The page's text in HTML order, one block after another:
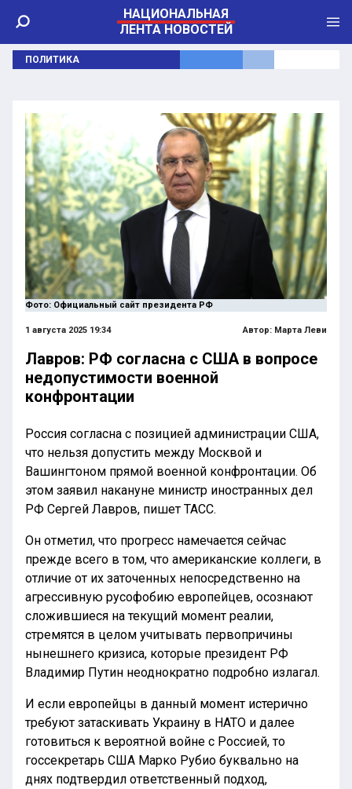
НАЦИОНАЛЬНАЯ
ЛЕНТА НОВОСТЕЙ
ПОЛИТИКА
Фото: Официальный сайт президента РФ
1 августа 2025 19:34 Автор: Марта Леви
Лавров: РФ согласна с США в вопросе
недопустимости военной
конфронтации
Россия согласна с позицией администрации США,
что нельзя допустить между Москвой и
Вашингтоном прямой военной конфронтации. Об
этом заявил накануне министр иностранных дел
РФ Сергей Лавров, пишет ТАСС.
Он отметил, что прогресс намечается сейчас
прежде всего в том, что американские коллеги, в
отличие от их заточенных непосредственно на
агрессивную русофобию европейцев, осознают
сложившиеся на текущий момент реалии,
стремятся в целом учитывать первопричины
нынешнего кризиса, которые президент РФ
Владимир Путин неоднократно подробно излагал.
И если европейцы в данный момент истерично
требуют затаскивать Украину в НАТО и далее
готовиться к вероятной войне с Россией, то
госсекретарь США Марко Рубио буквально на
днях подтвердил ответственный подход,